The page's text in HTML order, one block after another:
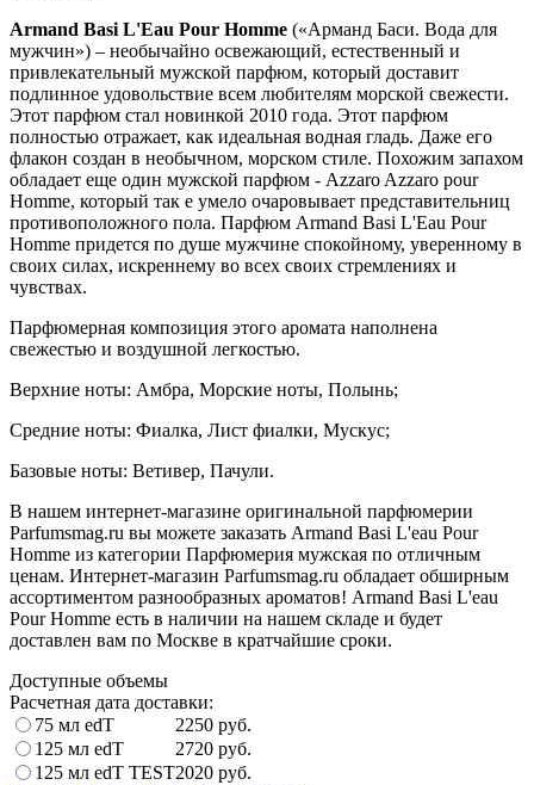
Armand Basi L'Eau Pour Homme («Арманд Баси. Вода для
мужчин») – необычайно освежающий, естественный и
привлекательный мужской парфюм, который доставит
подлинное удовольствие всем любителям морской свежести.
Этот парфюм стал новинкой 2010 года. Этот парфюм
полностью отражает, как идеальная водная гладь. Даже его
флакон создан в необычном, морском стиле. Похожим запахом
обладает еще один мужской парфюм - Azzaro Azzaro pour
Homme, который так е умело очаровывает представительниц
противоположного пола. Парфюм Armand Basi L'Eau Pour
Homme придется по душе мужчине спокойному, уверенному в
своих силах, искреннему во всех своих стремлениях и
чувствах.
Парфюмерная композиция этого аромата наполнена
свежестью и воздушной легкостью.
Верхние ноты: Амбра, Морские ноты, Полынь;
Средние ноты: Фиалка, Лист фиалки, Мускус;
Базовые ноты: Ветивер, Пачули.
В нашем интернет-магазине оригинальной парфюмерии
Parfumsmag.ru вы можете заказать Armand Basi L'eau Pour
Homme из категории Парфюмерия мужская по отличным
ценам. Интернет-магазин Parfumsmag.ru обладает обширным
ассортиментом разнообразных ароматов! Armand Basi L'eau
Pour Homme есть в наличии на нашем складе и будет
доставлен вам по Москве в кратчайшие сроки.
Доступные объемы
Расчетная дата доставки:
75 мл edT
2250 руб.
125 мл edT
2720 руб.
125 мл edT TEST2020 руб.